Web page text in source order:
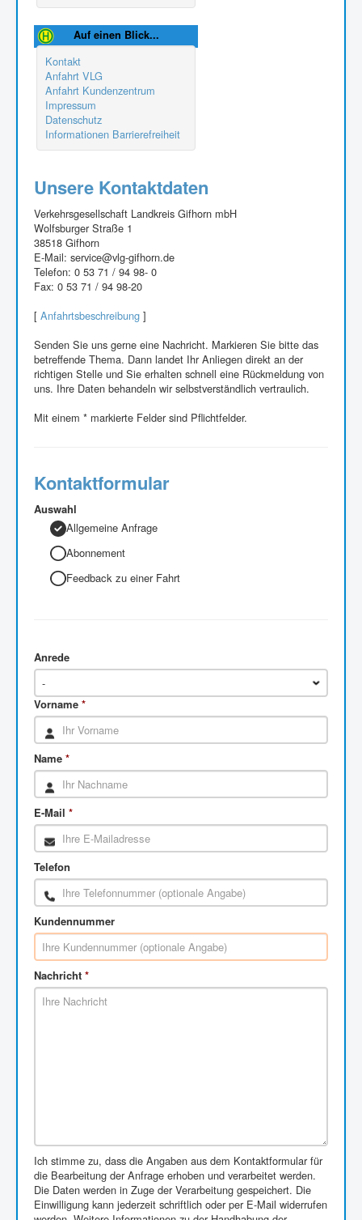
Auf einen Blick...
Kontakt
Anfahrt VLG
Anfahrt Kundenzentrum
Impressum
Datenschutz
Informationen Barrierefreiheit
Unsere Kontaktdaten
Verkehrsgesellschaft Landkreis Gifhorn mbH
Wolfsburger Straße 1
38518 Gifhorn
E-Mail: service@vlg-gifhorn.de
Telefon: 0 53 71 / 94 98- 0
Fax: 0 53 71 / 94 98-20
[ Anfahrtsbeschreibung ]
Senden Sie uns gerne eine Nachricht. Markieren Sie bitte das
betreffende Thema. Dann landet Ihr Anliegen direkt an der
richtigen Stelle und Sie erhalten schnell eine Rückmeldung von
uns. Ihre Daten behandeln wir selbstverständlich vertraulich.
Mit einem * markierte Felder sind Pflichtfelder.
Kontaktformular
Auswahl
Allgemeine Anfrage
Abonnement
Feedback zu einer Fahrt
Anrede
-
Vorname *
Name *
E-Mail *
Telefon
Kundennummer
Nachricht *
Ich stimme zu, dass die Angaben aus dem Kontaktformular für
die Bearbeitung der Anfrage erhoben und verarbeitet werden.
Die Daten werden in Zuge der Verarbeitung gespeichert. Die
Einwilligung kann jederzeit schriftlich oder per E-Mail widerrufen